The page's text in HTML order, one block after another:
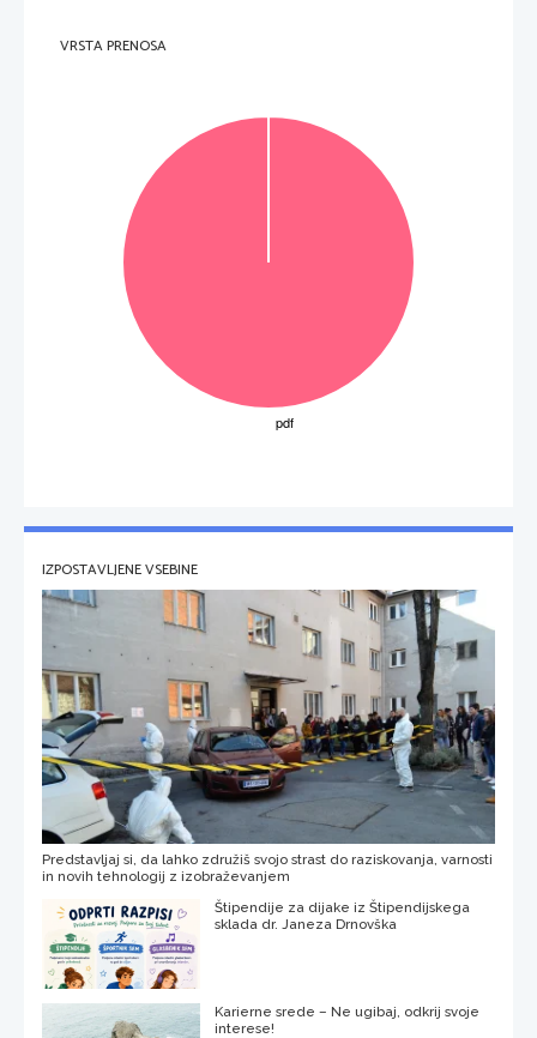
VRSTA PRENOSA
IZPOSTAVLJENE VSEBINE
Predstavljaj si, da lahko združiš svojo strast do raziskovanja, varnosti
in novih tehnologij z izobraževanjem
Štipendije za dijake iz Štipendijskega
sklada dr. Janeza Drnovška
Karierne srede – Ne ugibaj, odkrij svoje
interese!